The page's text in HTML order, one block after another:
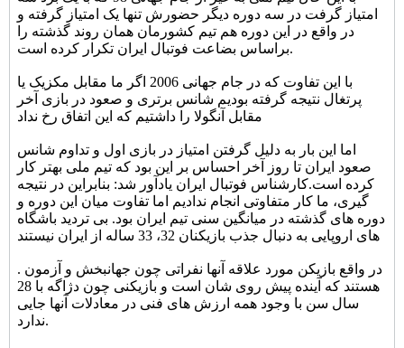
امتیاز گرفت در سه دوره دیگر حضورش تنها یک امتیاز گرفته و
در واقع در این دوره هم تیم کشورمان همان روند گذشته را
براساس بضاعت فوتبال ایران تکرار کرده است.
با این تفاوت که در جام جهانی 2006 اگر ما مقابل مکزیک یا
پرتغال نتیجه گرفته بودیم شانس برتری و صعود در بازی آخر
مقابل آنگولا را داشتیم که این اتفاق رخ نداد
اما این بار به دلیل گرفتن امتیاز در بازی اول و تداوم شانس
صعود ایران تا روز آخر احساس بر این بود که تیم ملی بهتر کار
کرده است.کارشناس فوتبال ایران یادآور شد: بنابراین در نتیجه
گیری، ما کار متفاوتی انجام ندادیم اما تفاوت میان این دوره و
دوره های گذشته در میانگین سنی تیم ایران بود. بی تردید باشگاه
های اروپایی به دنبال جذب بازیکنان 32، 33 ساله از ایران نیستند
. در واقع بازیکن مورد علاقه آنها نفراتی چون جهانبخش و آزمون
هستند که آینده پیش روی شان است و بازیکنی چون دژاگه با 28
سال سن با وجود همه ارزش های فنی در معادلات آنها جایی
ندارد.